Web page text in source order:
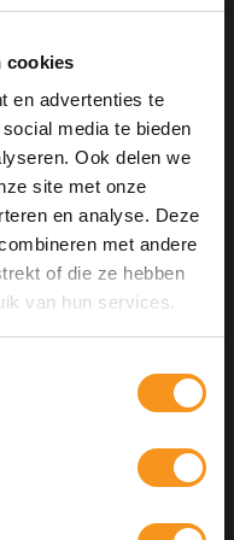
cookies
en advertenties te
media te bieden
Ook delen we
site met onze
en analyse. Deze
met andere
of die ze hebben
van hun services.
Gel 750ml
Healing Curls Curl Flex
is een sterke, flexibele,
krul controle.
€74,95
Healing
Final
350ml
gewicht of restanten.
volume en stijl de hele
direct 5% korting op alles!